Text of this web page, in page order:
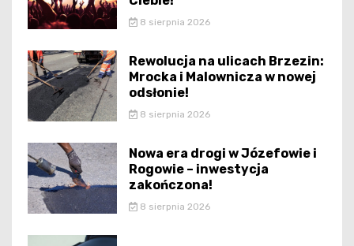
8 sierpnia 2026
Rewolucja na ulicach Brzezin:
Mrocka i Malownicza w nowej
odsłonie!
8 sierpnia 2026
Nowa era drogi w Józefowie i
Rogowie – inwestycja
zakończona!
8 sierpnia 2026